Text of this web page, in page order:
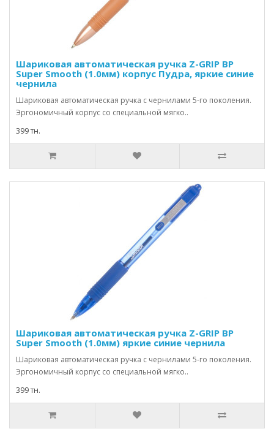
Шариковая автоматическая ручка Z-GRIP BP
Super Smooth (1.0мм) корпус Пудра, яркие синие
чернила
Шариковая автоматическая ручка с чернилами 5-го поколения.
Эргономичный корпус со специальной мягко..
399 тн.
Шариковая автоматическая ручка Z-GRIP BP
Super Smooth (1.0мм) яркие синие чернила
Шариковая автоматическая ручка с чернилами 5-го поколения.
Эргономичный корпус со специальной мягко..
399 тн.